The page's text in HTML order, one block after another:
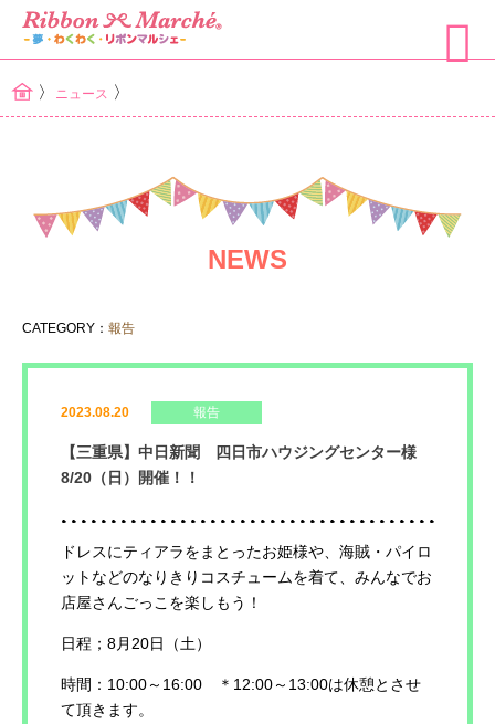
〉 ニュース 〉
NEWS
CATEGORY： 報告
2023.08.20 報告
【三重県】中日新聞 四日市ハウジングセンター様
8/20（日）開催！！
ドレスにティアラをまとったお姫様や、海賊・パイロ
ットなどのなりきりコスチュームを着て、みんなでお
店屋さんごっこを楽しもう！
日程；8月20日（土）
時間：10:00～16:00 ＊12:00～13:00は休憩とさせ
て頂きます。